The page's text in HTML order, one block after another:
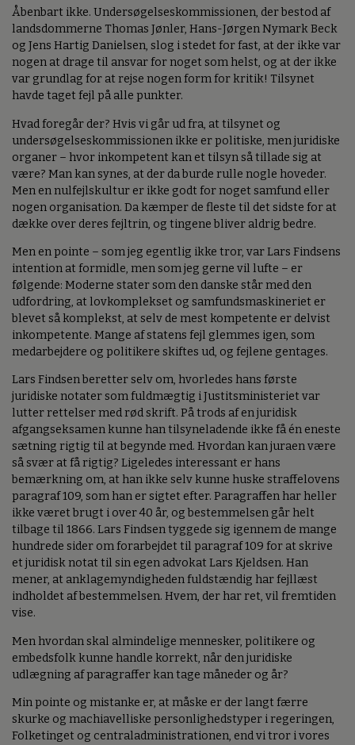
Åbenbart ikke. Undersøgelseskommissionen, der bestod af
landsdommerne Thomas Jønler, Hans-Jørgen Nymark Beck
og Jens Hartig Danielsen, slog i stedet for fast, at der ikke var
nogen at drage til ansvar for noget som helst, og at der ikke
var grundlag for at rejse nogen form for kritik! Tilsynet
havde taget fejl på alle punkter.
Hvad foregår der? Hvis vi går ud fra, at tilsynet og
undersøgelseskommissionen ikke er politiske, men juridiske
organer – hvor inkompetent kan et tilsyn så tillade sig at
være? Man kan synes, at der da burde rulle nogle hoveder.
Men en nulfejlskultur er ikke godt for noget samfund eller
nogen organisation. Da kæmper de fleste til det sidste for at
dække over deres fejltrin, og tingene bliver aldrig bedre.
Men en pointe – som jeg egentlig ikke tror, var Lars Findsens
intention at formidle, men som jeg gerne vil lufte – er
følgende: Moderne stater som den danske står med den
udfordring, at lovkomplekset og samfundsmaskineriet er
blevet så komplekst, at selv de mest kompetente er delvist
inkompetente. Mange af statens fejl glemmes igen, som
medarbejdere og politikere skiftes ud, og fejlene gentages.
Lars Findsen beretter selv om, hvorledes hans første
juridiske notater som fuldmægtig i Justitsministeriet var
lutter rettelser med rød skrift. På trods af en juridisk
afgangseksamen kunne han tilsyneladende ikke få én eneste
sætning rigtig til at begynde med. Hvordan kan juraen være
så svær at få rigtig? Ligeledes interessant er hans
bemærkning om, at han ikke selv kunne huske straffelovens
paragraf 109, som han er sigtet efter. Paragraffen har heller
ikke været brugt i over 40 år, og bestemmelsen går helt
tilbage til 1866. Lars Findsen tyggede sig igennem de mange
hundrede sider om forarbejdet til paragraf 109 for at skrive
et juridisk notat til sin egen advokat Lars Kjeldsen. Han
mener, at anklagemyndigheden fuldstændig har fejllæst
indholdet af bestemmelsen. Hvem, der har ret, vil fremtiden
vise.
Men hvordan skal almindelige mennesker, politikere og
embedsfolk kunne handle korrekt, når den juridiske
udlægning af paragraffer kan tage måneder og år?
Min pointe og mistanke er, at måske er der langt færre
skurke og machiavelliske personlighedstyper i regeringen,
Folketinget og centraladministrationen, end vi tror i vores